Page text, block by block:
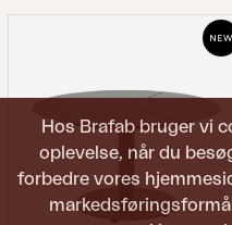
Hos Brafab bruger vi
oplevelse, når du
forbedre vores